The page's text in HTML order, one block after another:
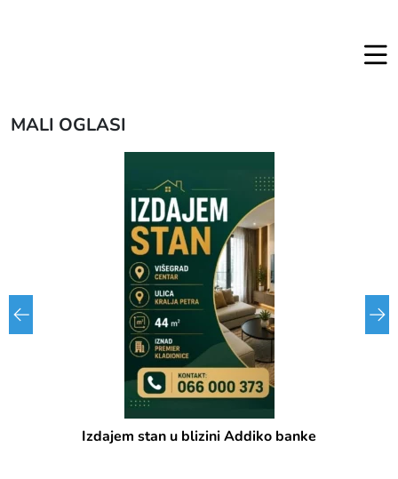
MALI OGLASI
Izdajem stan u blizini Addiko banke